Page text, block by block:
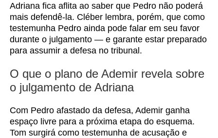
Adriana fica aflita ao saber que Pedro não poderá
mais defendê-la. Cléber lembra, porém, que como
testemunha Pedro ainda pode falar em seu favor
durante o julgamento — e garante estar preparado
para assumir a defesa no tribunal.
O que o plano de Ademir revela sobre
o julgamento de Adriana
Com Pedro afastado da defesa, Ademir ganha
espaço livre para a próxima etapa do esquema.
Tom surgirá como testemunha de acusação e